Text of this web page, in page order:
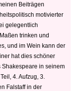
Beiträgen
motivierter
gelegentlich
trinken und
und im Wein kann der
hat dies schöner
in seinem
4. Aufzug, 3.
Falstaff in der